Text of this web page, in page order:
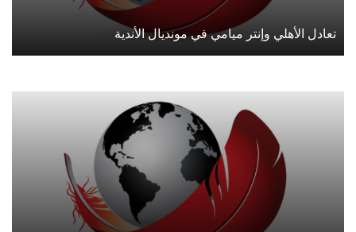
تعادل الأهلي وإنتر ميامي في مونديال الأندية